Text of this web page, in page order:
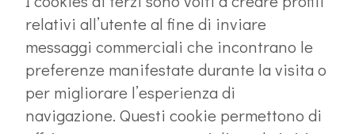
relativi all’utente al fine di inviare
messaggi commerciali che incontrano le
preferenze manifestate durante la visita o
per migliorare l’esperienza di
navigazione. Questi cookie permettono di